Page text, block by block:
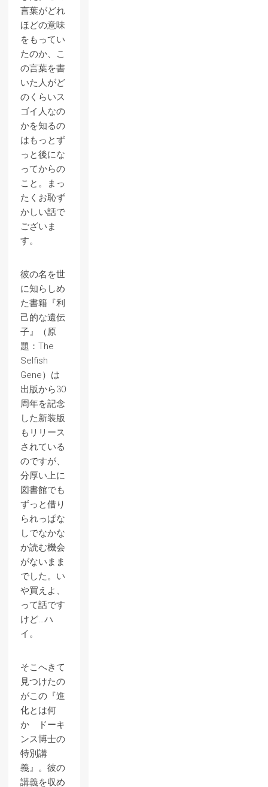
言葉がどれ
ほどの意味
をもってい
たのか、こ
の言葉を書
いた人がど
のくらいス
ゴイ人なの
かを知るの
はもっとず
っと後にな
ってからの
こと。まっ
たくお恥ず
かしい話で
ございま
す。
彼の名を世
に知らしめ
た書籍『利
己的な遺伝
子』（原
題：The
Selfish
Gene）は
出版から30
周年を記念
した新装版
もリリース
されている
のですが、
分厚い上に
図書館でも
ずっと借り
られっぱな
しでなかな
か読む機会
がないまま
でした。い
や買えよ、
って話です
けど…ハ
イ。
そこへきて
見つけたの
がこの『進
化とは何
か ドーキ
ンス博士の
特別講
義』。彼の
講義を収め